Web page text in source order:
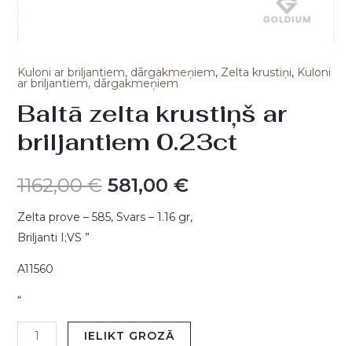
Kuloni ar briljantiem, dārgakmeņiem, Zelta krustiņi, Kuloni
ar briljantiem, dārgakmeņiem
Baltā zelta krustiņš ar
briljantiem 0.23ct
1162,00€ 581,00 €
Zelta prove – 585, Svars – 1.16 gr,
Briljanti I;VS ”
A11560
“
IELIKT GROZĀ